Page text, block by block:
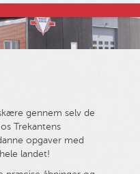
gennem selv de
Trekantens
opgaver med
landet!